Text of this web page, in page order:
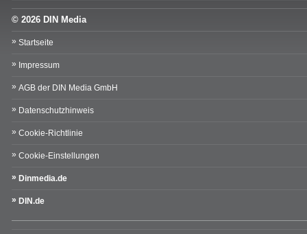
© 2026 DIN Media
Startseite
Impressum
AGB der DIN Media GmbH
Datenschutzhinweis
Cookie-Richtlinie
Cookie-Einstellungen
Dinmedia.de
DIN.de